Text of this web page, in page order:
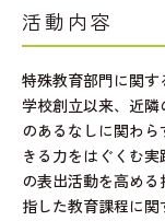
活動内容
特殊教育部門に関す
学校創立以来、近
のあるなしに関わ
きる力をはぐくむ
の表出活動を高め
指した教育課程に